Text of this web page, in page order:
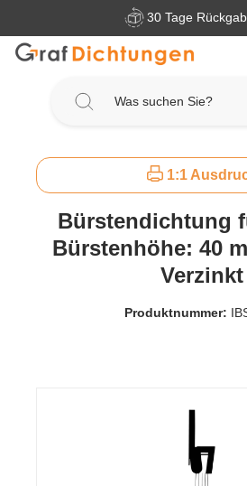
Zum Hauptinhalt springen30 Tage
1:1
Bürstendichtung
Bürstenhöhe: 40
Verzinkt
Produktnummer: